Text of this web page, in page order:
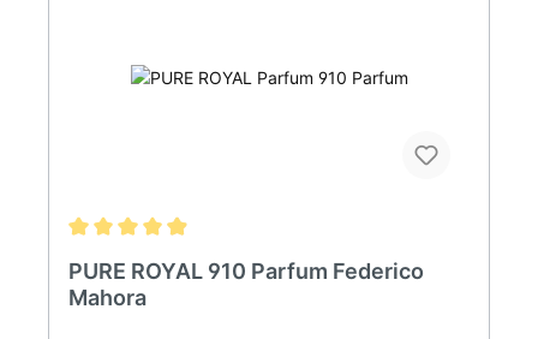
PURE ROYAL 910 Parfum Federico
Mahora